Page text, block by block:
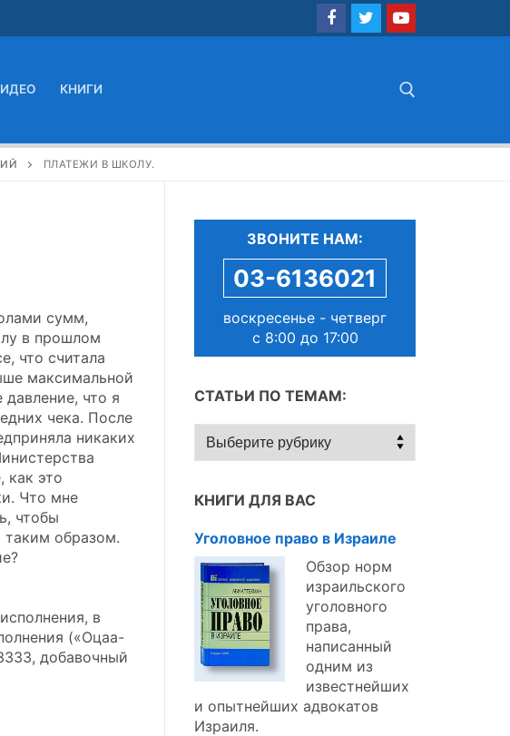
КНИГИ
ПЛАТЕЖИ В ШКОЛУ.
сумм,
в прошлом
что считала
максимальной
что я
чека. После
никаких
как это
Что мне
чтобы
таким образом.
в
(«Оцаа-
добавочный
ЗВОНИТЕ НАМ:
03-6136021
воскресенье - четверг
с 8:00 до 17:00
СТАТЬИ ПО ТЕМАМ:
Статьи
по
КНИГИ ДЛЯ ВАС
Уголовное право в Израиле
Обзор норм
израильского
уголовного
права,
написанный
одним из
известнейших
и опытнейших адвокатов
Израиля.